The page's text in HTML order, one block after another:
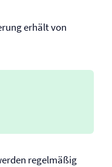
erhält von
regelmäßig